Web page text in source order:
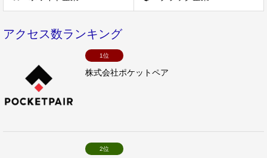
アクセス数ランキング
1位
株式会社ポケットペア
2位